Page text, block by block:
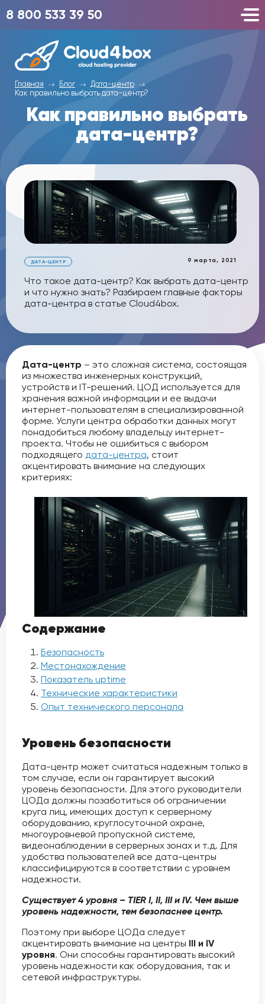
8 800 533 39 50
Главная Блог
Дата-центр
Как правильно выбрать дата-центр?
Как правильно выбрать
дата-центр?
9 марта, 2021
ДАТА-ЦЕНТР
Что такое дата-центр? Как выбрать дата-центр
и что нужно знать? Разбираем главные факторы
дата-центра в статье Cloud4box.
Дата-центр – это сложная система, состоящая
из множества инженерных конструкций,
устройств и IT-решений. ЦОД используется для
хранения важной информации и ее выдачи
интернет-пользователям в специализированной
форме. Услуги центра обработки данных могут
понадобиться любому владельцу интернет-
проекта. Чтобы не ошибиться с выбором
подходящего дата-центра, стоит
акцентировать внимание на следующих
критериях:
Содержание
Безопасность
Местонахождение
Показатель uptime
Технические характеристики
Опыт технического персонала
Уровень безопасности
Дата-центр может считаться надежным только в
том случае, если он гарантирует высокий
уровень безопасности. Для этого руководители
ЦОДа должны позаботиться об ограничении
круга лиц, имеющих доступ к серверному
оборудованию, круглосуточной охране,
многоуровневой пропускной системе,
видеонаблюдении в серверных зонах и т.д. Для
удобства пользователей все дата-центры
классифицируются в соответствии с уровнем
надежности.
Существует 4 уровня – TIER I, II, III и IV. Чем выше
уровень надежности, тем безопаснее центр.
Поэтому при выборе ЦОДа следует
акцентировать внимание на центры III и IV
уровня. Они способны гарантировать высокий
уровень надежности как оборудования, так и
сетевой инфраструктуры.